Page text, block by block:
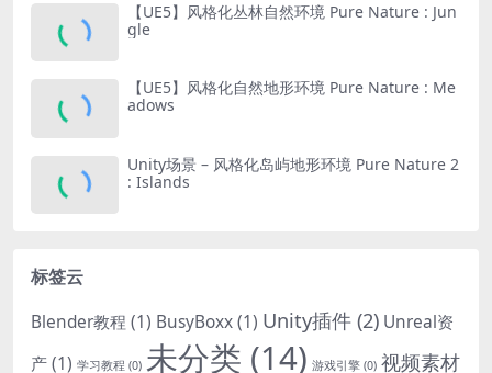
【UE5】风格化丛林自然环境 Pure Nature : Jun
gle
【UE5】风格化自然地形环境 Pure Nature : Me
adows
Unity场景 – 风格化岛屿地形环境 Pure Nature 2
: Islands
标签云
Blender教程 (1) BusyBoxx(1) Unity插件 (2) Unreal资
产(1) 学习教程 (0) 未分类 (14) 游戏引擎 (0) 视频素材